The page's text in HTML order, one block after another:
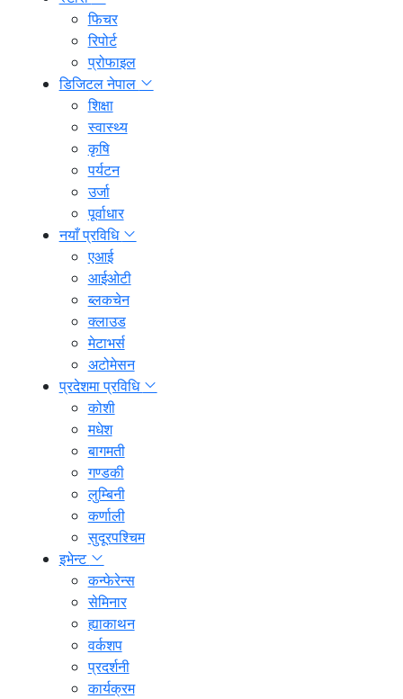
फिचर
रिपोर्ट
प्रोफाइल
डिजिटल नेपाल
शिक्षा
स्वास्थ्य
कृषि
पर्यटन
उर्जा
पूर्वाधार
नयाँ प्रविधि
एआई
आईओटी
ब्लकचेन
क्लाउड
मेटाभर्स
अटोमेसन
प्रदेशमा प्रविधि
कोशी
मधेश
बागमती
गण्डकी
लुम्बिनी
कर्णाली
सुदूरपश्चिम
इभेन्ट
कन्फेरेन्स
सेमिनार
ह्याकाथन
वर्कशप
प्रदर्शनी
कार्यक्रम